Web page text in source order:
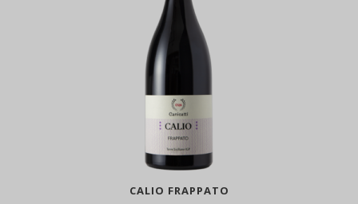
CALIO FRAPPATO